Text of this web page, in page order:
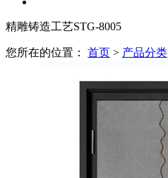
精雕铸造工艺STG-8005
您所在的位置： 首页 > 产品分类